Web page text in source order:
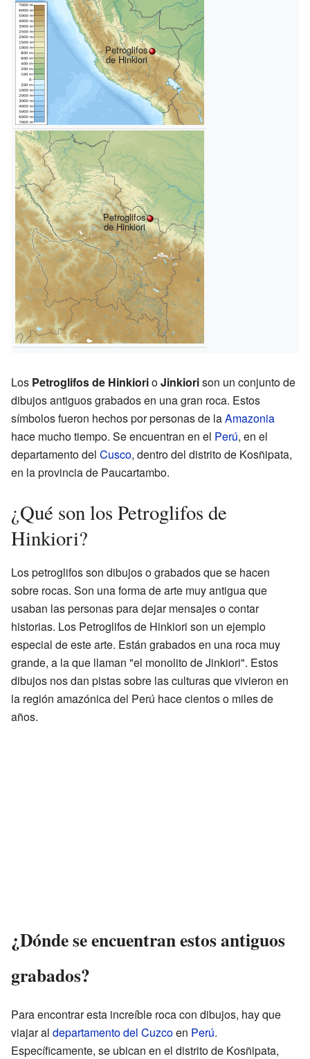
Petroglifos
de Hinkiori
Petroglifos
de Hinkiori
Los Petroglifos de HinkiorioJinkiorison un conjunto de
dibujos antiguos grabados en una gran roca. Estos
símbolos fueron hechos por personas de laAmazonia
hace mucho tiempo. Se encuentran en el Perú, en el
departamento del Cusco, dentro del distrito de Kosñipata,
en la provincia de Paucartambo.
¿Qué son los Petroglifos de
Hinkiori?
Los petroglifos son dibujos o grabados que se hacen
sobre rocas. Son una forma de arte muy antigua que
usaban las personas para dejar mensajes o contar
historias. Los Petroglifos de Hinkiori son un ejemplo
especial de este arte. Están grabados en una roca muy
grande, a la que llaman "el monolito de Jinkiori". Estos
dibujos nos dan pistas sobre las culturas que vivieron en
la región amazónica del Perú hace cientos o miles de
años.
¿Dónde se encuentran estos antiguos
grabados?
Para encontrar esta increíble roca con dibujos, hay que
viajar al departamento del Cuzcoen Perú.
Específicamente, se ubican en el distrito de Kosñipata,